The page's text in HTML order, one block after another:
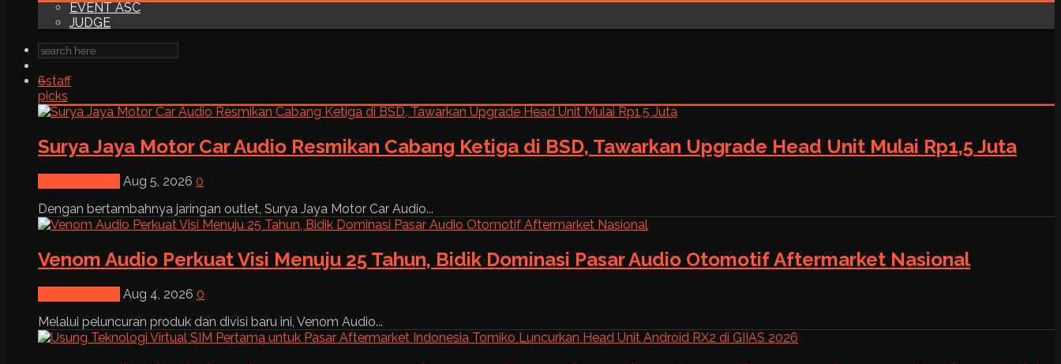
EVENT ASC
JUDGE
6staff
picks
Surya Jaya Motor Car Audio Resmikan Cabang Ketiga di BSD, Tawarkan Upgrade Head Unit Mulai Rp1,5 Juta
Aug 5, 2026 0
Dengan bertambahnya jaringan outlet, Surya Jaya Motor Car Audio...
Venom Audio Perkuat Visi Menuju 25 Tahun, Bidik Dominasi Pasar Audio Otomotif Aftermarket Nasional
Aug 4, 2026 0
Melalui peluncuran produk dan divisi baru ini, Venom Audio...